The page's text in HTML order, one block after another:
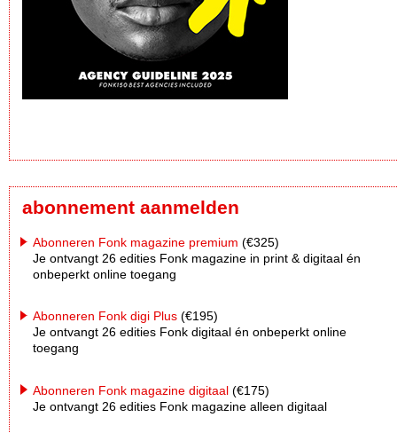
abonnement aanmelden
Abonneren Fonk magazine premium (€325)
Je ontvangt 26 edities Fonk magazine in print & digitaal én
onbeperkt online toegang
Abonneren Fonk digi Plus (€195)
Je ontvangt 26 edities Fonk digitaal én onbeperkt online
toegang
Abonneren Fonk magazine digitaal (€175)
Je ontvangt 26 edities Fonk magazine alleen digitaal